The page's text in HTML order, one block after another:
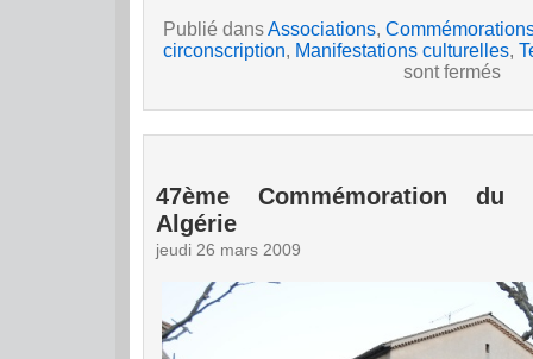
Publié dansAssociations,
circonscription, Manifestations culturelles,
sont fermés
47ème Commémoration du
Algérie
jeudi 26 mars 2009